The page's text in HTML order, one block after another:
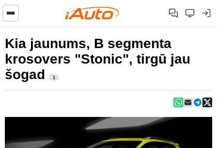
Kia jaunums, B segmenta
krosovers "Stonic", tirgū jau
šogad
1